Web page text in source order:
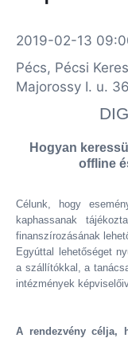
2019-02-13
Pécs, Pécsi
Majorossy I. u.
Hogyan
offline
Célunk, hogy
kaphassanak
finanszírozásának
Egyúttal lehetőséget
a szállítókkal, a
intézmények
A rendezvény célja,